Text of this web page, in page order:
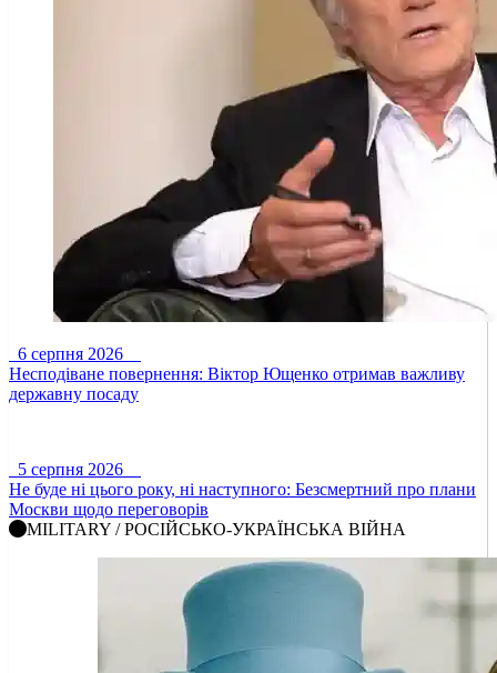
6 серпня 2026
Несподіване повернення: Віктор Ющенко отримав важливу
державну посаду
5 серпня 2026
Не буде ні цього року, ні наступного: Безсмертний про плани
Москви щодо переговорів
MILITARY / РОСІЙСЬКО-УКРАЇНСЬКА ВІЙНА